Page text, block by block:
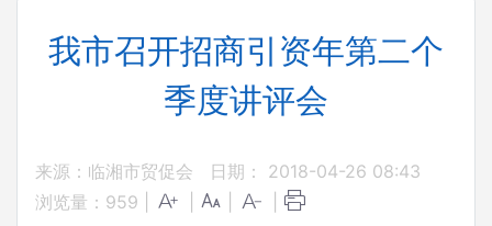
我市召开招商引资年第二个
季度讲评会
来源：临湘市贸促会
日期： 2018-04-26 08:43
浏览量： 959